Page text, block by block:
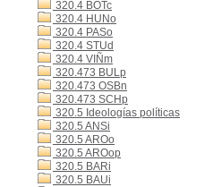
320.4 BOTc
320.4 HUNo
320.4 PASo
320.4 STUd
320.4 VIÑm
320.473 BULp
320.473 OSBn
320.473 SCHp
320.5 Ideologías políticas
320.5 ANSi
320.5 AROo
320.5 AROop
320.5 BARi
320.5 BAUi